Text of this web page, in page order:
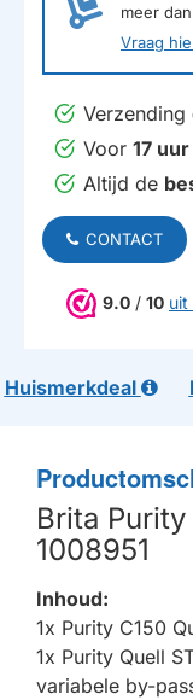
meer dan
Vraag
Verzending
Voor 17 uur
Altijd de
CONTACT
9.0 / 10 uit
Huismerkdeal
Brita
1008951
Inhoud:
1x Purity C150
1x Purity Quell
variabele by-